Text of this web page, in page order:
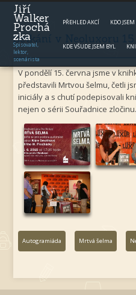
Jiří
Walker
Prochá
zka
Spisovatel,
lektor,
scenárista
PŘEHLED AKCÍ KDO JSEM
KDE VŠUDE JSEM BYL
Setkání v Neoluxoru 15.
V pondělí 15. června jsme v
představili Mrtvou šelmu, četli
iniciály a s chutí podepisovali
nejen o sérii Souřadnice zločinu.
Autogramiáda Mrtvá šelma